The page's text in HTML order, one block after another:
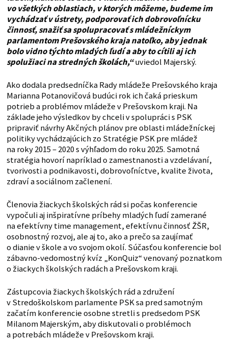
vo všetkých oblastiach, v ktorých môžeme, budeme im
vychádzať v ústrety, podporovať ich dobrovoľnícku
činnosť, snažiť sa spolupracovať s mládežníckym
parlamentom Prešovského kraja natoľko, aby jednak
bolo vidno týchto mladých ľudí a aby to cítili aj ich
spolužiaci na stredných školách,“uviedol Majerský.
Ako dodala predsedníčka Rady mládeže Prešovského kraja
Marianna Potanovičová budúci rok ich čaká prieskum
potrieb a problémov mládeže v Prešovskom kraji. Na
základe jeho výsledkov by chceli v spolupráci s PSK
pripraviť návrhy Akčných plánov pre oblasti mládežníckej
politiky vychádzajúcich zo Stratégie PSK pre mládež
na roky 2015 – 2020 s výhľadom do roku 2025. Samotná
stratégia hovorí napríklad o zamestnanosti a vzdelávaní,
tvorivosti a podnikavosti, dobrovoľníctve, kvalite života,
zdraví a sociálnom začlenení.
Členovia žiackych školských rád si počas konferencie
vypočuli aj inšpiratívne príbehy mladých ľudí zamerané
na efektívny time management, efektívnu činnosť ŽŠR,
osobnostný rozvoj, ale aj to, ako a prečo sa zaujímať
o dianie v škole a vo svojom okolí. Súčasťou konferencie bol
zábavno-vedomostný kvíz „KonQuiz“ venovaný poznatkom
o žiackych školských radách a Prešovskom kraji.
Zástupcovia žiackych školských rád a združení
v Stredoškolskom parlamente PSK sa pred samotným
začatím konferencie osobne stretli s predsedom PSK
Milanom Majerským, aby diskutovali o problémoch
a potrebách mládeže v Prešovskom kraji.